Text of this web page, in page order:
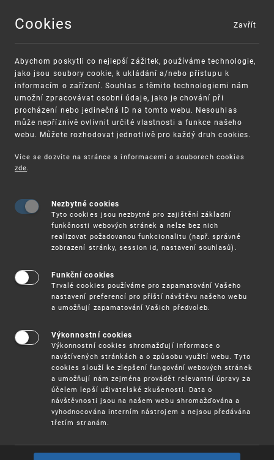
MENU
VAROVÁNÍ
Finanční podpora
Vynálezy / Patenty
Užitnévzory
Ochrannéznámky
Cookies
Abychom poskytli co nejlepší zážitek, používáme technologie,
jako jsou soubory cookie, k ukládání a/nebo přístupu k
informacím o zařízení. Souhlas s těmito technologiemi nám
umožní zpracovávat osobní údaje, jako je chování při
procházení nebo jedinečná ID na tomto webu. Nesouhlas
může nepříznivě ovlivnit určité vlastnosti a funkce našeho
webu. Můžete rozhodovat jednotlivě pro každý druh cookies.
Více se dozvíte na stránce s informacemi o souborech cookies
zde.
Nezbytné cookies
Tyto cookies jsou nezbytné pro zajištění základní
funkčnosti webových stránek a nelze bez nich
realizovat požadovanou funkcionalitu (např. správné
zobrazení stránky, session id, nastavení souhlasů).
Funkční cookies
Trvalé cookies používáme pro zapamatování Vašeho
nastavení preferencí pro příští návštěvu našeho webu
a umožňují zapamatování Vašich předvoleb.
Výkonnostní cookies
Výkonnostní cookies shromažďují informace o
navštívených stránkách a o způsobu využití webu. Tyto
cookies slouží ke zlepšení fungování webových stránek
a umožňují nám zejména provádět relevantní úpravy za
účelem lepší uživatelské zkušenosti. Data o
návštěvnosti jsou na našem webu shromažďována a
vyhodnocována interním nástrojem a nejsou předávána
třetím stranám.
Zavřít